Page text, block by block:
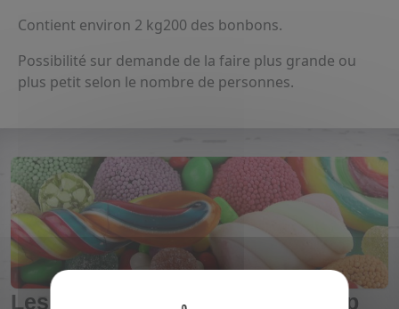
Contient environ 2 kg200 des bonbons.
Possibilité sur demande de la faire plus grande ou
plus petit selon le nombre de personnes.
Les horaires de votre candyshop